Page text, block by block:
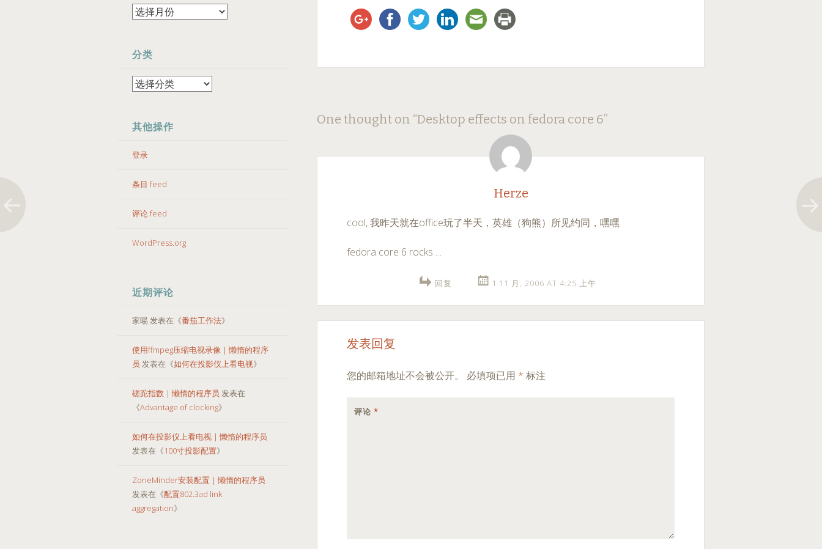
分类
其他操作
登录
条目 feed
评论 feed
WordPress.org
近期评论
家暘发表在《番茄工作法》
使用ffmpeg压缩电视录像 | 懒惰的程序
员 发表在《如何在投影仪上看电视》
磋跎指数 | 懒惰的程序员 发表在
《Advantage of clocking》
如何在投影仪上看电视 | 懒惰的程序员
发表在《100寸投影配置》
ZoneMinder安装配置 | 懒惰的程序员
发表在《配置802.3ad link
aggregation》
Post
navigation
←
→
One thought on “Desktop effects on fedora core 6”
Herze
cool, 我昨天就在office玩了半天，英雄（狗熊）所见约同，嘿嘿
fedora core 6 rocks….
回复 1 11 月, 2006 AT 4:25 上午
发表回复
您的邮箱地址不会被公开。 必填项已用 * 标注
评论*